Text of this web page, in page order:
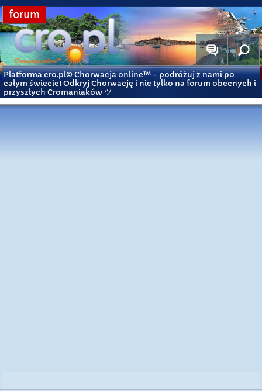
forum
Platforma cro.pl© Chorwacja online™ - podróżuj z nami po
całym świecie! Odkryj Chorwację i nie tylko na forum obecnych i
przyszłych Cromaniaków ツ